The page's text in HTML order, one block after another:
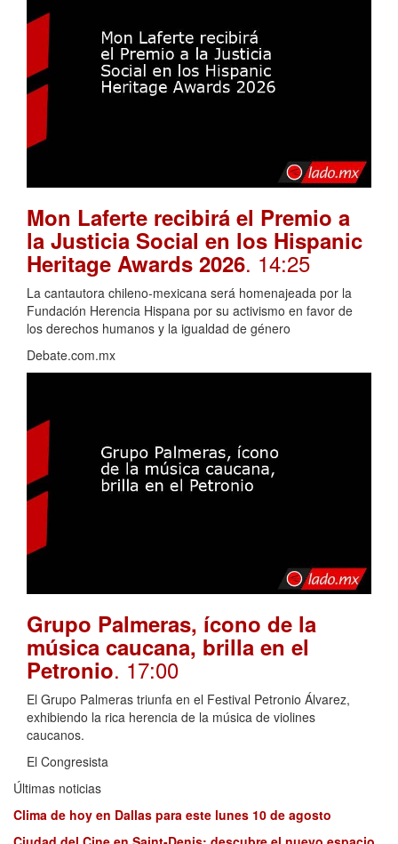
Mon Laferte recibirá el Premio a
la Justicia Social en los Hispanic
Heritage Awards 2026. 14:25
La cantautora chileno-mexicana será homenajeada por la
Fundación Herencia Hispana por su activismo en favor de
los derechos humanos y la igualdad de género
Debate.com.mx
Grupo Palmeras, ícono de la
música caucana, brilla en el
Petronio. 17:00
El Grupo Palmeras triunfa en el Festival Petronio Álvarez,
exhibiendo la rica herencia de la música de violines
caucanos.
El Congresista
Últimas noticias
Clima de hoy en Dallas para este lunes 10 de agosto